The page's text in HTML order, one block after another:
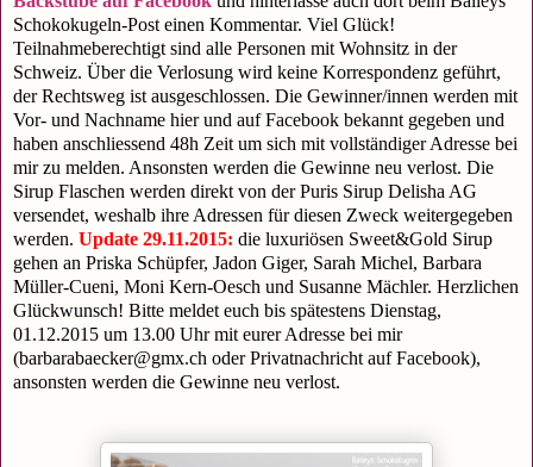
Schokokugeln-Post einen Kommentar. Viel Glück!
Teilnahmeberechtigt sind alle Personen mit Wohnsitz in der
Schweiz. Über die Verlosung wird keine Korrespondenz geführt,
der Rechtsweg ist ausgeschlossen. Die Gewinner/innen werden mit
Vor- und Nachname hier und auf Facebook bekannt gegeben und
haben anschliessend 48h Zeit um sich mit vollständiger Adresse bei
mir zu melden. Ansonsten werden die Gewinne neu verlost. Die
Sirup Flaschen werden direkt von der Puris Sirup Delisha AG
versendet, weshalb ihre Adressen für diesen Zweck weitergegeben
werden. Update 29.11.2015: die luxuriösen Sweet&Gold Sirup
gehen an Priska Schüpfer, Jadon Giger, Sarah Michel, Barbara
Müller-Cueni, Moni Kern-Oesch und Susanne Mächler. Herzlichen
Glückwunsch! Bitte meldet euch bis spätestens Dienstag,
01.12.2015 um 13.00 Uhr mit eurer Adresse bei mir
(barbarabaecker@gmx.ch oder Privatnachricht auf Facebook),
ansonsten werden die Gewinne neu verlost.